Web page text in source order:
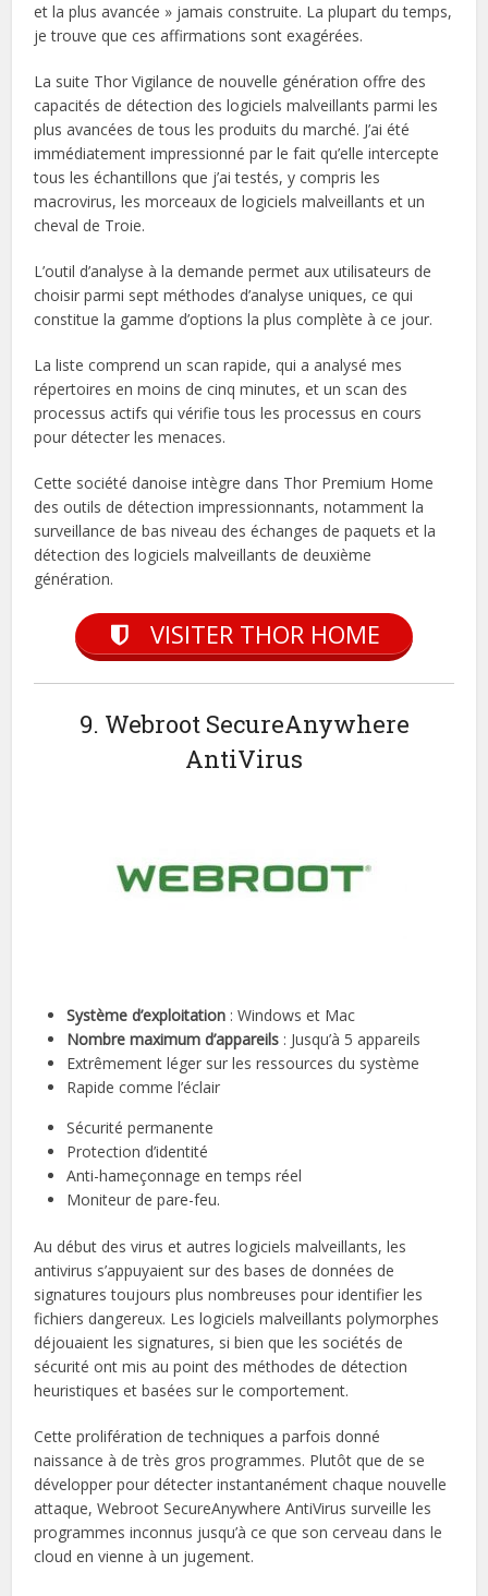
et la plus avancée » jamais construite. La plupart du temps,
je trouve que ces affirmations sont exagérées.
La suite Thor Vigilance de nouvelle génération offre des
capacités de détection des logiciels malveillants parmi les
plus avancées de tous les produits du marché. J’ai été
immédiatement impressionné par le fait qu’elle intercepte
tous les échantillons que j’ai testés, y compris les
macrovirus, les morceaux de logiciels malveillants et un
cheval de Troie.
L’outil d’analyse à la demande permet aux utilisateurs de
choisir parmi sept méthodes d’analyse uniques, ce qui
constitue la gamme d’options la plus complète à ce jour.
La liste comprend un scan rapide, qui a analysé mes
répertoires en moins de cinq minutes, et un scan des
processus actifs qui vérifie tous les processus en cours
pour détecter les menaces.
Cette société danoise intègre dans Thor Premium Home
des outils de détection impressionnants, notamment la
surveillance de bas niveau des échanges de paquets et la
détection des logiciels malveillants de deuxième
génération.
VISITER THOR HOME
9. Webroot SecureAnywhere
AntiVirus
Système d’exploitation : Windows et Mac
Nombre maximum d’appareils : Jusqu’à 5 appareils
Extrêmement léger sur les ressources du système
Rapide comme l’éclair
Sécurité permanente
Protection d’identité
Anti-hameçonnage en temps réel
Moniteur de pare-feu.
Au début des virus et autres logiciels malveillants, les
antivirus s’appuyaient sur des bases de données de
signatures toujours plus nombreuses pour identifier les
fichiers dangereux. Les logiciels malveillants polymorphes
déjouaient les signatures, si bien que les sociétés de
sécurité ont mis au point des méthodes de détection
heuristiques et basées sur le comportement.
Cette prolifération de techniques a parfois donné
naissance à de très gros programmes. Plutôt que de se
développer pour détecter instantanément chaque nouvelle
attaque, Webroot SecureAnywhere AntiVirus surveille les
programmes inconnus jusqu’à ce que son cerveau dans le
cloud en vienne à un jugement.